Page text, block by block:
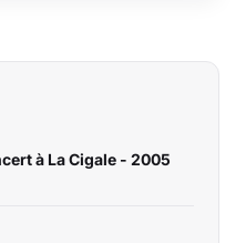
à La Cigale - 2005